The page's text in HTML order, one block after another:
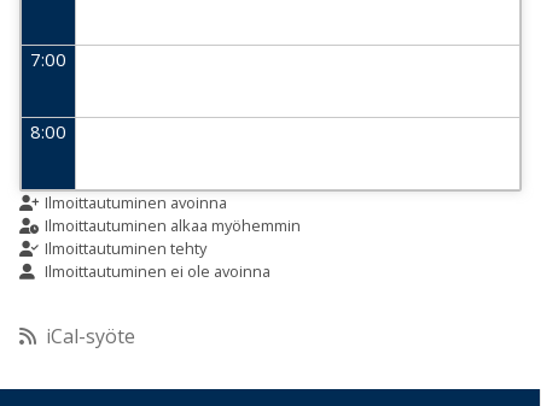
7:00
8:00
9:00
10:00
11:00
Ilmoittautuminen avoinna
Ilmoittautuminen alkaa myöhemmin
Ilmoittautuminen tehty
Ilmoittautuminen ei ole avoinna
iCal-syöte